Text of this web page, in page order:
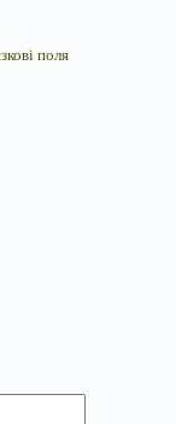
поля